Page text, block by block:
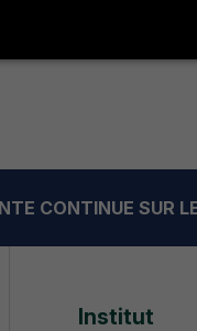
CONTINUE SUR
Institut